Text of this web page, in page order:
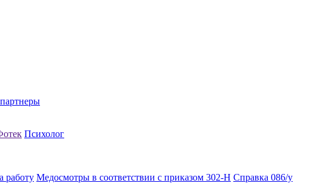
Психолог
работу Медосмотры в соответствии с приказом 302-Н Справка 086/у